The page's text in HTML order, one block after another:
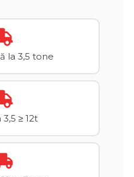
la 3,5 tone
≥ 12t